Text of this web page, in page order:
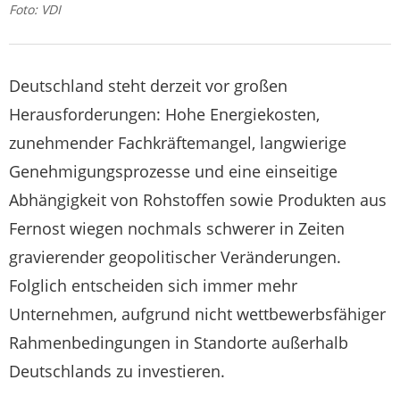
Foto: VDI
Deutschland steht derzeit vor großen
Herausforderungen: Hohe Energiekosten,
zunehmender Fachkräftemangel, langwierige
Genehmigungsprozesse und eine einseitige
Abhängigkeit von Rohstoffen sowie Produkten aus
Fernost wiegen nochmals schwerer in Zeiten
gravierender geopolitischer Veränderungen.
Folglich entscheiden sich immer mehr
Unternehmen, aufgrund nicht wettbewerbsfähiger
Rahmenbedingungen in Standorte außerhalb
Deutschlands zu investieren.